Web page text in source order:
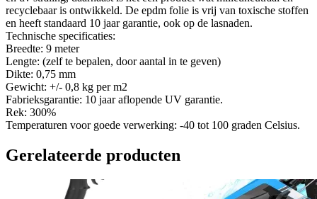
recyclebaar is ontwikkeld. De epdm folie is vrij van toxische stoffen
en heeft standaard 10 jaar garantie, ook op de lasnaden.
Technische specificaties:
Breedte: 9 meter
Lengte: (zelf te bepalen, door aantal in te geven)
Dikte: 0,75 mm
Gewicht: +/- 0,8 kg per m2
Fabrieksgarantie: 10 jaar aflopende UV garantie.
Rek: 300%
Temperaturen voor goede verwerking: -40 tot 100 graden Celsius.
Gerelateerde producten